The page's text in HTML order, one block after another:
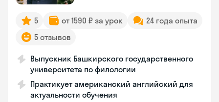
5 от 1590 ₽ за урок
24 года опыта
5 отзывов
Выпускник Башкирского государственного
университета по филологии
Практикует американский английский для
актуальности обучения